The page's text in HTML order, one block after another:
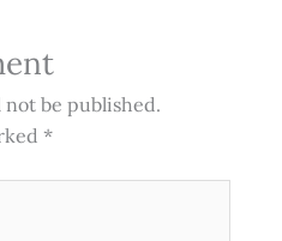
be published.
*